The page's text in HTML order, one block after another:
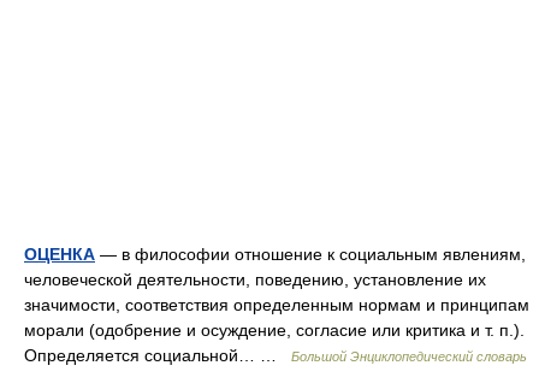
ОЦЕНКА — в философии отношение к социальным явлениям,
человеческой деятельности, поведению, установление их
значимости, соответствия определенным нормам и принципам
морали (одобрение и осуждение, согласие или критика и т. п.).
Определяется социальной… …
Большой Энциклопедический словарь